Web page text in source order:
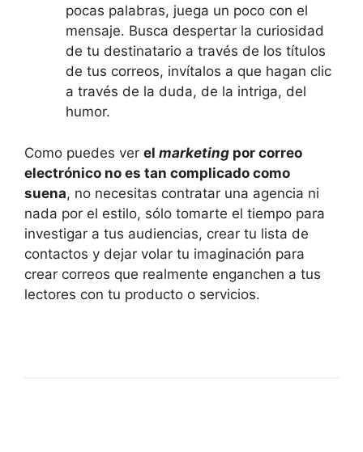
pocas palabras, juega un poco con el
mensaje. Busca despertar la curiosidad
de tu destinatario a través de los títulos
de tus correos, invítalos a que hagan clic
a través de la duda, de la intriga, del
humor.
Como puedes ver el marketing por correo
electrónico no es tan complicado como
suena, no necesitas contratar una agencia ni
nada por el estilo, sólo tomarte el tiempo para
investigar a tus audiencias, crear tu lista de
contactos y dejar volar tu imaginación para
crear correos que realmente enganchen a tus
lectores con tu producto o servicios.